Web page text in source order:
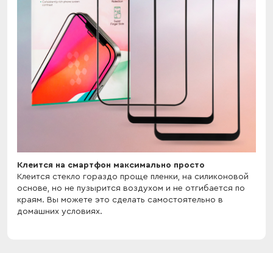
Клеится на смартфон максимально просто
Клеится стекло гораздо проще пленки, на силиконовой
основе, но не пузырится воздухом и не отгибается по
краям. Вы можете это сделать самостоятельно в
домашних условиях.